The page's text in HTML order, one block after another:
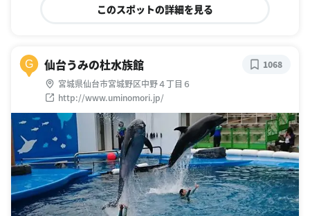
このスポットの詳細を見る
G 仙台うみの杜水族館
宮城県仙台市宮城野区中野４丁目６
http://www.uminomori.jp/
1068